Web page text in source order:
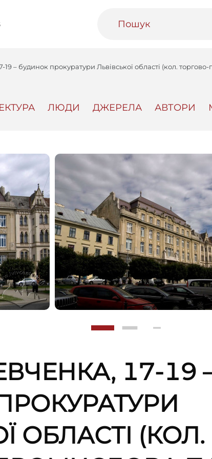
– будинок прокуратури Львівської області (кол.
ЛЮДИ ДЖЕРЕЛА АВТОРИ
17-19
ОБЛАСТІ (КОЛ.